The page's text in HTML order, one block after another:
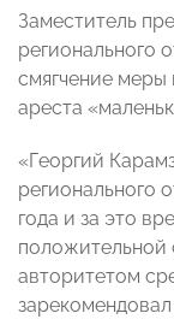
Заместитель
регионального
смягчение меры
ареста
«Георгий
года и за это
положительной
авторитетом